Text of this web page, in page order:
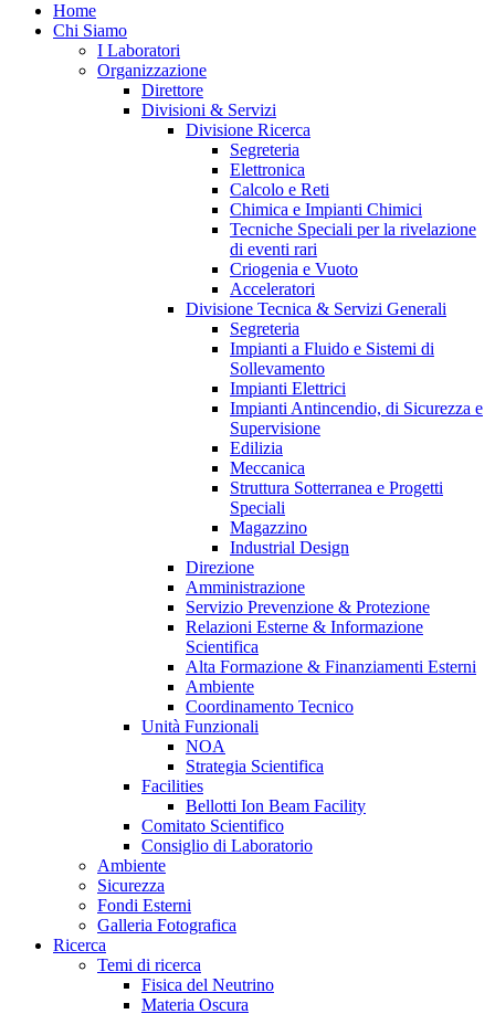
Home
Chi Siamo
I Laboratori
Organizzazione
Direttore
Divisioni & Servizi
Divisione Ricerca
Segreteria
Elettronica
Calcolo e Reti
Chimica e Impianti Chimici
Tecniche Speciali per la rivelazione
di eventi rari
Criogenia e Vuoto
Acceleratori
Divisione Tecnica & Servizi Generali
Segreteria
Impianti a Fluido e Sistemi di
Sollevamento
Impianti Elettrici
Impianti Antincendio, di Sicurezza e
Supervisione
Edilizia
Meccanica
Struttura Sotterranea e Progetti
Speciali
Magazzino
Industrial Design
Direzione
Amministrazione
Servizio Prevenzione & Protezione
Relazioni Esterne & Informazione
Scientifica
Alta Formazione & Finanziamenti Esterni
Ambiente
Coordinamento Tecnico
Unità Funzionali
NOA
Strategia Scientifica
Facilities
Bellotti Ion Beam Facility
Comitato Scientifico
Consiglio di Laboratorio
Ambiente
Sicurezza
Fondi Esterni
Galleria Fotografica
Ricerca
Temi di ricerca
Fisica del Neutrino
Materia Oscura